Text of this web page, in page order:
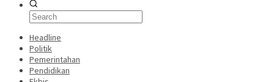
Headline
Politik
Pemerintahan
Pendidikan